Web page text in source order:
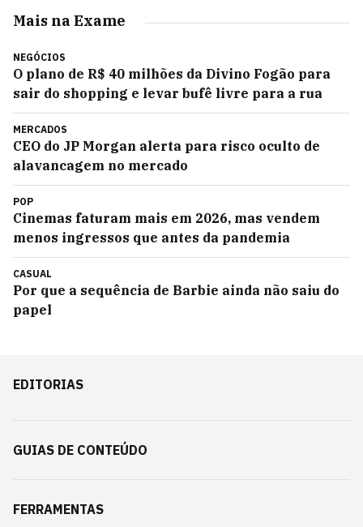
Mais na Exame
NEGÓCIOS
O plano de R$ 40 milhões da Divino Fogão para
sair do shopping e levar bufê livre para a rua
MERCADOS
CEO do JP Morgan alerta para risco oculto de
alavancagem no mercado
POP
Cinemas faturam mais em 2026, mas vendem
menos ingressos que antes da pandemia
CASUAL
Por que a sequência de Barbie ainda não saiu do
papel
EDITORIAS
GUIAS DE CONTEÚDO
FERRAMENTAS